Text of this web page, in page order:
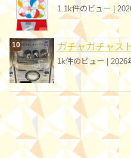
1.1k件のビュー
ガチャガチャス
1k件のビュー|2026